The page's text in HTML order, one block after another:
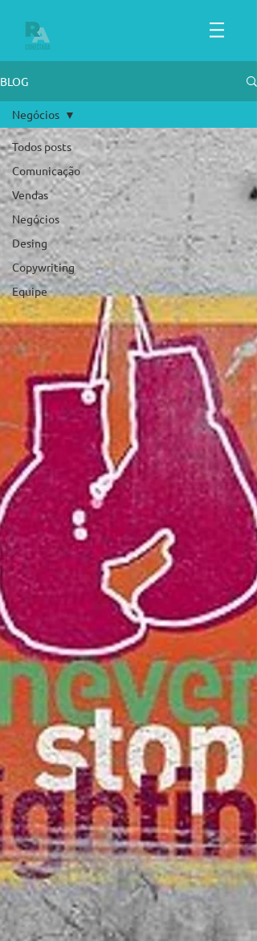
BLOG
Todos posts
Comunicação
Vendas
Negócios
Desing
Copywriting
Equipe
Negócios